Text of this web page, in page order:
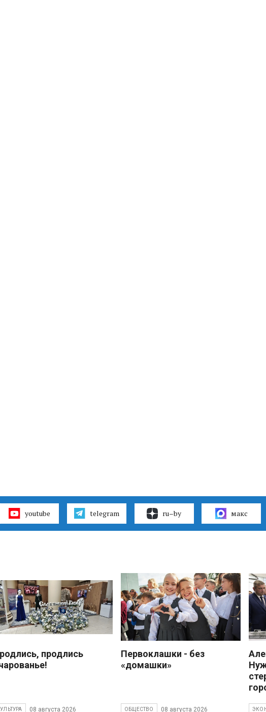
youtube telegram ru–by макс
продлись
08 августа 2026
Первоклашки - без
«домашки»
ОБЩЕСТВО 08 августа 2026